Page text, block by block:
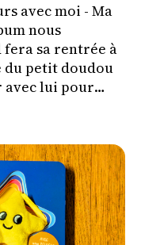
avec moi - Ma
nous
fera sa rentrée à
du petit doudou
lui pour